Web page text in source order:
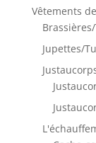
Vêtements
Jupettes/